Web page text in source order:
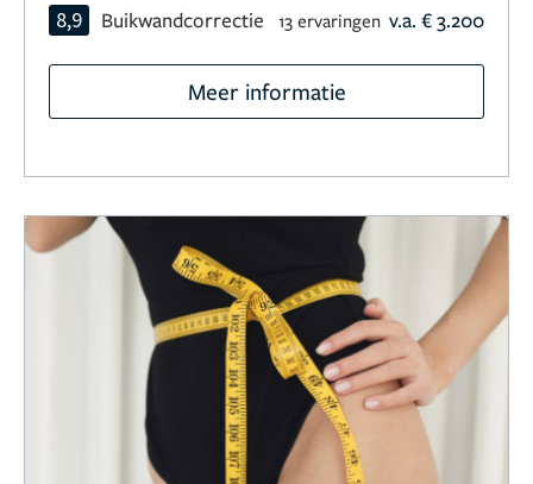
8,9 Buikwandcorrectie 13 ervaringen v.a. € 3.200
Meer informatie